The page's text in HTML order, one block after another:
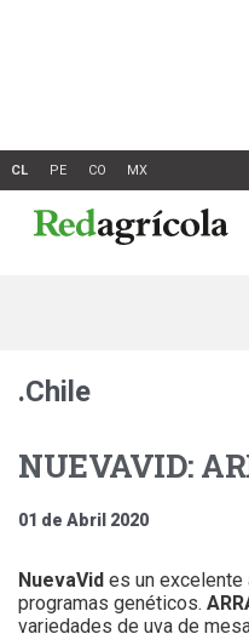
.Chile
NUEVAVID:
01 de Abril 2020
NuevaVid es un excelente
programas genéticos.
variedades de uva de